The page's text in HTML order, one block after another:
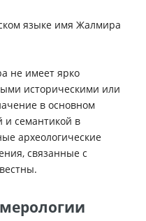
языке имя Жалмира
не имеет ярко
историческими или
в основном
и семантикой в
археологические
связанные с